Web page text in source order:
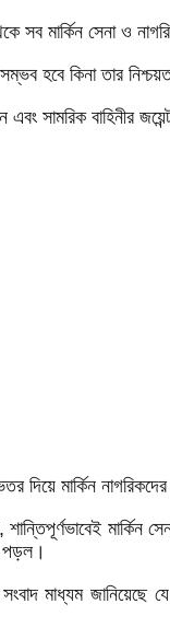
সব মার্কিন সেনা ও
হবে কিনা তার
এবং সামরিক
দিয়ে মার্কিন
মার্কিন
পড়ল।
মাধ্যম জানিয়েছে যে,